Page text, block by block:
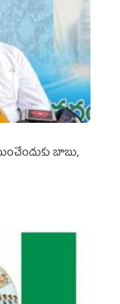
బాబు,